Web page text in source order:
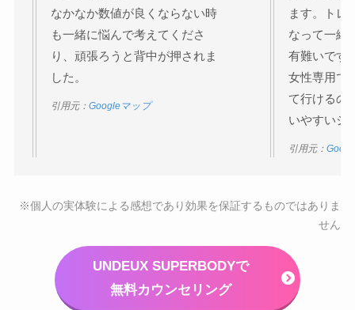
なかなか数値が良くならない時
も一緒に悩んで考えてくださ
り、頑張ろうと背中が押されま
した。
引用元： Googleマップ
ます。トレ
なって一緒
有難いです
女性専用で
て行けるの
いやすいジ
引用元：
※個人の実体験による感想であり効果を保証するものではありま
せん
UNDEUX SUPERBODYで
無料カウンセリング